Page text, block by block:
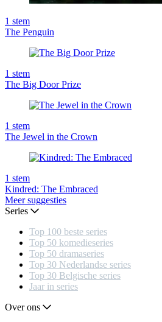
1 stem
The Penguin
1 stem
The Big Door Prize
1 stem
The Jewel in the Crown
1 stem
Kindred: The Embraced
Meer suggesties
Series
Top 100 beste series
Top 50 komedieseries
Top 50 dramaseries
Top 30 Nederlandse series
Top 30 Belgische series
Jaar in series
Over ons